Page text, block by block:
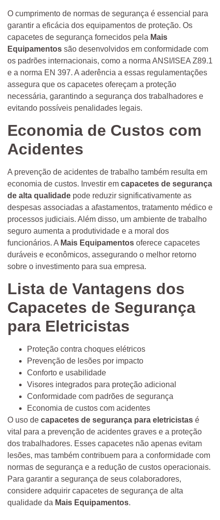
O cumprimento de normas de segurança é essencial para
garantir a eficácia dos equipamentos de proteção. Os
capacetes de segurança fornecidos pela Mais
Equipamentos são desenvolvidos em conformidade com
os padrões internacionais, como a norma ANSI/ISEA Z89.1
e a norma EN 397. A aderência a essas regulamentações
assegura que os capacetes ofereçam a proteção
necessária, garantindo a segurança dos trabalhadores e
evitando possíveis penalidades legais.
Economia de Custos com
Acidentes
A prevenção de acidentes de trabalho também resulta em
economia de custos. Investir em capacetes de segurança
de alta qualidade pode reduzir significativamente as
despesas associadas a afastamentos, tratamento médico e
processos judiciais. Além disso, um ambiente de trabalho
seguro aumenta a produtividade e a moral dos
funcionários. A Mais Equipamentos oferece capacetes
duráveis e econômicos, assegurando o melhor retorno
sobre o investimento para sua empresa.
Lista de Vantagens dos
Capacetes de Segurança
para Eletricistas
Proteção contra choques elétricos
Prevenção de lesões por impacto
Conforto e usabilidade
Visores integrados para proteção adicional
Conformidade com padrões de segurança
Economia de custos com acidentes
O uso de capacetes de segurança para eletricistas é
vital para a prevenção de acidentes graves e a proteção
dos trabalhadores. Esses capacetes não apenas evitam
lesões, mas também contribuem para a conformidade com
normas de segurança e a redução de custos operacionais.
Para garantir a segurança de seus colaboradores,
considere adquirir capacetes de segurança de alta
qualidade da Mais Equipamentos.